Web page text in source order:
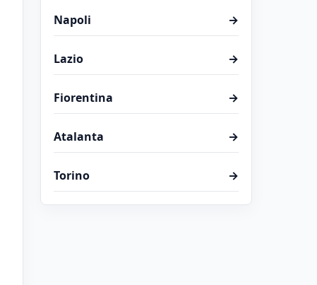
Napoli →
Lazio →
Fiorentina →
Atalanta →
Torino →